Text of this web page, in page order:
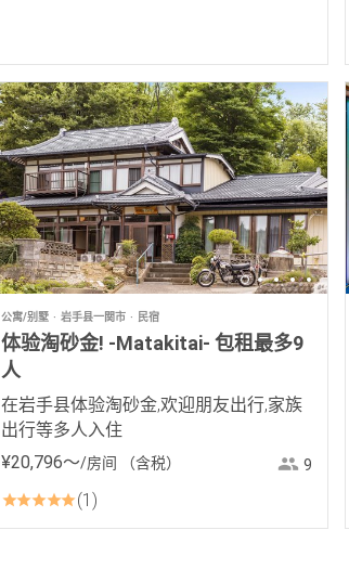
公寓/别墅 岩手县一関市 民宿
体验淘砂金! -Matakitai- 包租最多9
人
在岩手县体验淘砂金,欢迎朋友出行,家族
出行等多人入住
¥20,796〜/房间 （含税） 9
1